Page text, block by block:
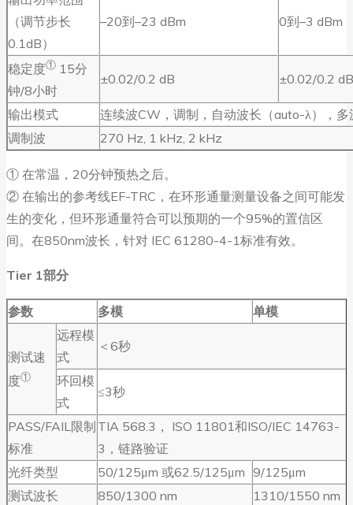
（调节步长
0.1dB）
–20到–23 dBm 0到–3 dBm
稳定度① 15分
钟/8小时
±0.02/0.2 dB ±0.02/0.2 dB
输出模式
连续波CW，调制，自动波长（auto-λ），多
调制波
270 Hz, 1 kHz, 2 kHz
① 在常温，20分钟预热之后。
② 在输出的参考线EF-TRC，在环形通量测量设备之间可能发
生的变化，但环形通量符合可以预期的一个95%的置信区
间。在850nm波长，针对 IEC 61280-4-1标准有效。
Tier 1部分
参数 多模 单模
测试速
度①
远程模
式
＜6秒
环回模
式
≤3秒
PASS/FAIL限制
标准
TIA 568.3， ISO 11801和ISO/IEC 14763-
3，链路验证
光纤类型
50/125μm 或62.5/125μm 9/125μm
测试波长
850/1300 nm
1310/1550 nm